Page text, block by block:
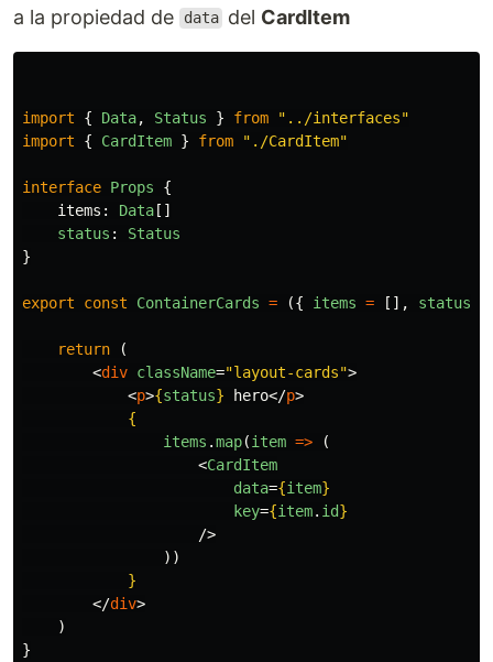
a la propiedad de data del CardItem
import { Data, Status } from " ../interfaces"
import
{ CardItem } from " ./CardItem"
interface Props
{
items : Data []
status :
Status
}
export const ContainerCards = ({ items = [], status
return
(
<div className="layout-cards">
<p>{status} hero</p>
{
items .map(item =>
(
<CardItem
data={item}
key={item. id}
/>
))
}
</div>
)
}